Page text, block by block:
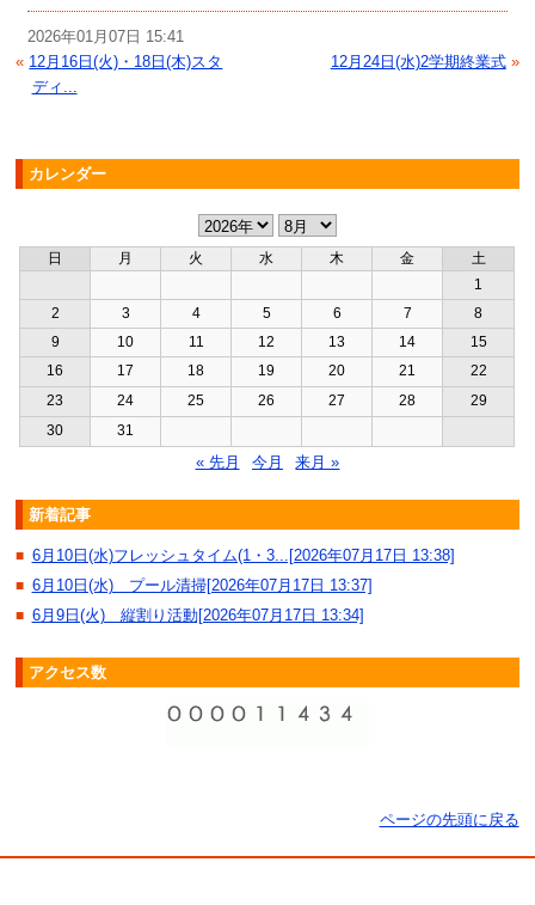
2026年01月07日 15:41
« 12月16日(火)・18日(木)スタ
ディ...
12月24日(水)2学期終業式 »
カレンダー
日 月 火 水 木 金
土
1
2
3 4 5 6 7
8
9
10 11 12 13 14
15
16
17 18 19 20 21
22
23
24 25 26 27 28
29
30
31
« 先月 今月 来月 »
新着記事
■ 6月10日(水)フレッシュタイム(1・3...[2026年07月17日 13:38]
■ 6月10日(水) プール清掃[2026年07月17日 13:37]
■ 6月9日(火) 縦割り活動[2026年07月17日 13:34]
アクセス数
ページの先頭に戻る